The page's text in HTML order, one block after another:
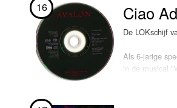
16 Ciao
De LOKschijf
Als 6-jarige
in de musical